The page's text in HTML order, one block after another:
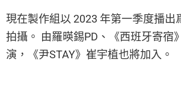
現在製作組以 2023 年第一季度播出
拍攝。 由羅暎錫PD、《西班牙寄宿
演，《尹STAY》崔宇植也將加入。